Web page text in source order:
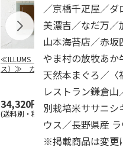
≪ILLUMS（イルム
ス）≫ カタログギ
フト ロイヤル
34,320円
(送料別・税込)
【とっておき
ポンを贈る
ログギフト
かえ…
4,290円
(送料別・税
／京橋千疋屋／
美濃吉／なだ万
山本海苔店／赤
やま村の放牧あか
天然本まぐろ／
レストラン鎌倉
別栽培米ササニシ
ウス／長野県産
※掲載商品は変更